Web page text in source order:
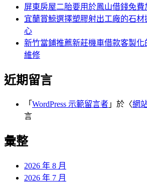
屏東房屋二胎要用於鳳山借錢免
宜蘭賞鯨選擇塑膠射出工廠的石
心
新竹當鋪推薦新莊機車借款客製
維修
近期留言
「 WordPress 示範留言者 」於〈網
言
彙整
2026 年 8 月
2026 年 7 月